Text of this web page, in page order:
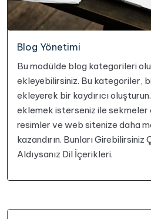
Blog Yönetimi
Bu modülde blog kategorileri
ekleyebilirsiniz. Bu kategoriler,
ekleyerek bir kaydırıcı
eklemek isterseniz ile sekmeler
resimler ve web sitenize daha
kazandırın. Bunları Girebilirsiniz
Aldıysanız Dil İçerikleri.